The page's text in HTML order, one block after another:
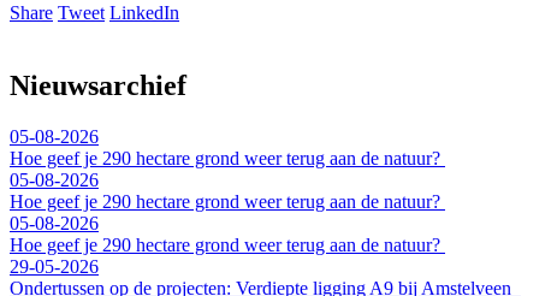
Share Tweet LinkedIn
Nieuwsarchief
05-08-2026
Hoe geef je 290 hectare grond weer terug aan de natuur?
05-08-2026
Hoe geef je 290 hectare grond weer terug aan de natuur?
05-08-2026
Hoe geef je 290 hectare grond weer terug aan de natuur?
29-05-2026
Ondertussen op de projecten: Verdiepte ligging A9 bij Amstelveen